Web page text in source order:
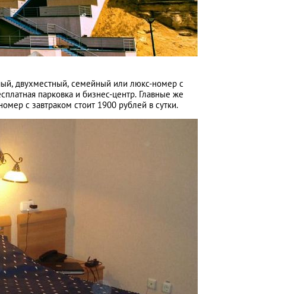
двухместный, семейный или люкс-номер с
парковка и бизнес-центр. Главные же
с завтраком стоит 1900 рублей в сутки.